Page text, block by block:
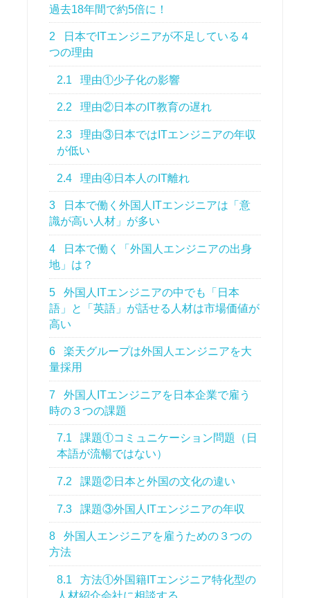
過去18年間で約5倍に！
2
日本でITエンジニアが不足している４
つの理由
2.1 理由①少子化の影響
2.2 理由②日本のIT教育の遅れ
2.3
理由③日本ではITエンジニアの年収
が低い
2.4 理由④日本人のIT離れ
3
日本で働く外国人ITエンジニアは「意
識が高い人材」が多い
4
日本で働く「外国人エンジニアの出身
地」は？
5
外国人ITエンジニアの中でも「日本
語」と「英語」が話せる人材は市場価値が
高い
6
楽天グループは外国人エンジニアを大
量採用
7
外国人ITエンジニアを日本企業で雇う
時の３つの課題
7.1
課題①コミュニケーション問題（日
本語が流暢ではない）
7.2 課題②日本と外国の文化の違い
7.3 課題③外国人ITエンジニアの年収
8
外国人エンジニアを雇うための３つの
方法
8.1
方法①外国籍ITエンジニア特化型の
人材紹介会社に相談する